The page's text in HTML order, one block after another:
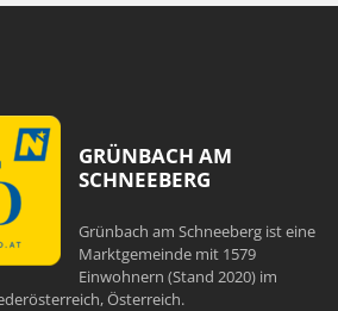
GRÜNBACH AM
SCHNEEBERG
Grünbach am Schneeberg ist eine
Marktgemeinde mit 1579
Einwohnern (Stand 2020) im
Österreich.